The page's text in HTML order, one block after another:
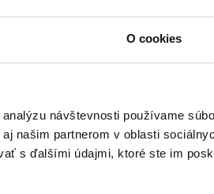
O cookies
návštevnosti používame
našim partnerom v oblasti
s ďalšími údajmi, ktoré ste im